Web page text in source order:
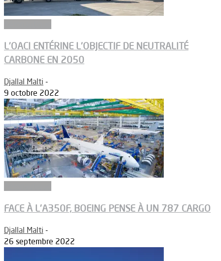
L’OACI ENTÉRINE L’OBJECTIF DE NEUTRALITÉ
CARBONE EN 2050
Djallal Malti -
9 octobre 2022
FACE À L’A350F, BOEING PENSE À UN 787 CARGO
Djallal Malti -
26 septembre 2022